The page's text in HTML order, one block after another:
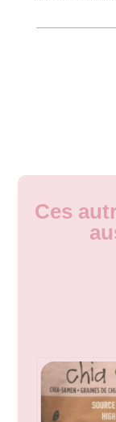
Ces